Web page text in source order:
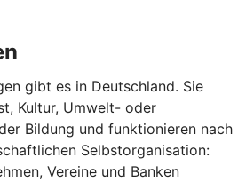
gibt es in Deutschland. Sie
Kultur, Umwelt- oder
Bildung und funktionieren nach
Selbstorganisation:
Vereine und Banken